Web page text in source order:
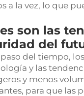
a la vez, lo que
son las
del
paso del tiempo,
y las
y menos
para que las